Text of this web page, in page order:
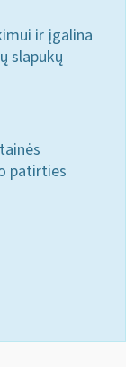
ir įgalina
slapukų
patirties